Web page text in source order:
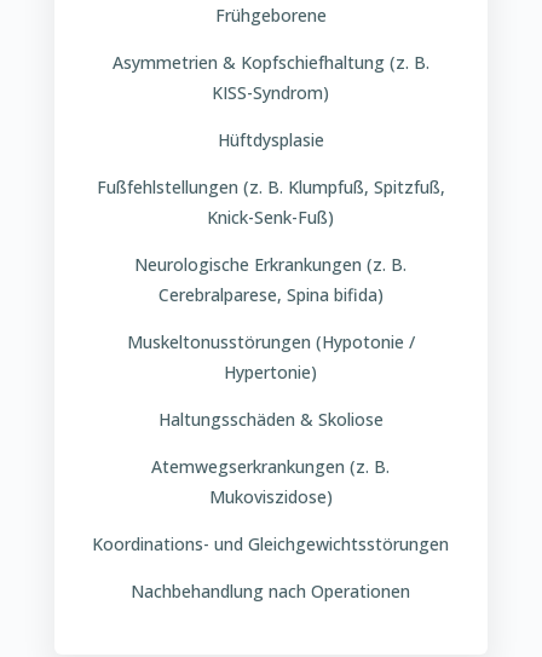
Frühgeborene
Asymmetrien & Kopfschiefhaltung (z. B.
KISS-Syndrom)
Hüftdysplasie
Fußfehlstellungen (z. B. Klumpfuß, Spitzfuß,
Knick-Senk-Fuß)
Neurologische Erkrankungen (z. B.
Cerebralparese, Spina bifida)
Muskeltonusstörungen (Hypotonie /
Hypertonie)
Haltungsschäden & Skoliose
Atemwegserkrankungen (z. B.
Mukoviszidose)
Koordinations- und Gleichgewichtsstörungen
Nachbehandlung nach Operationen